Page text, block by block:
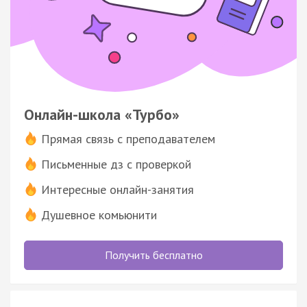
Онлайн-школа «Турбо»
Прямая связь с преподавателем
Письменные дз с проверкой
Интересные онлайн-занятия
Душевное комьюнити
Получить бесплатно